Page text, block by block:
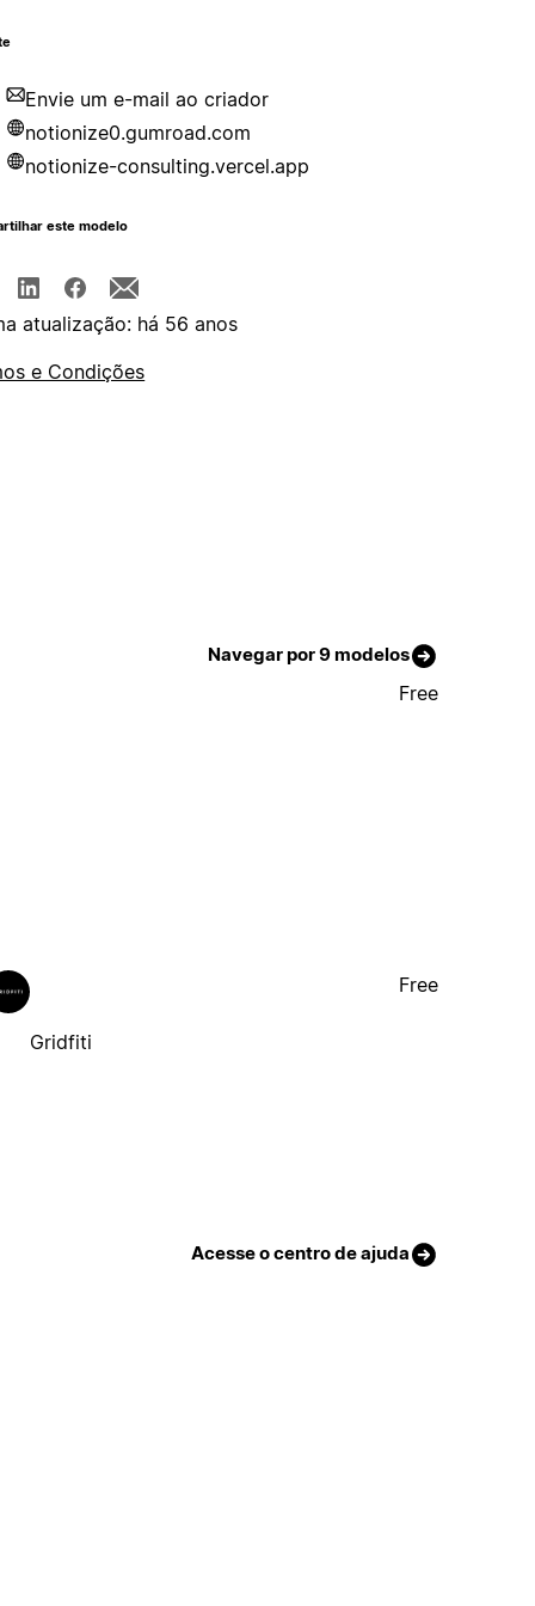
Envie um e-mail ao criador
notionize0.gumroad.com
notionize-consulting.vercel.app
este modelo
atualização: há 56 anos
e Condições
Navegar por 9 modelos
Free
Gridfiti
Free
Acesse o centro de ajuda